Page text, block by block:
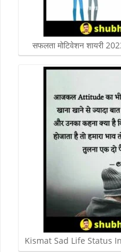
सफलता मोटिवेशन शायरी
Kismat Sad Life Status